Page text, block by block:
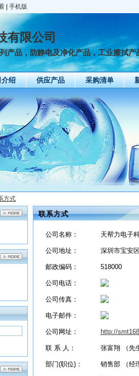
手机版
有限公司
产品，防静电及净化产品，工业擦拭
介绍 供应产品 采购清单
方式
联系方式
公司名称： 天帮力电子
公司地址： 深圳市宝安
邮政编码： 518000
公司电话：
公司传真：
电子邮件：
公司网址： http://
联 系 人： 张富翔 （先
部门(职位)： 销售部 （经